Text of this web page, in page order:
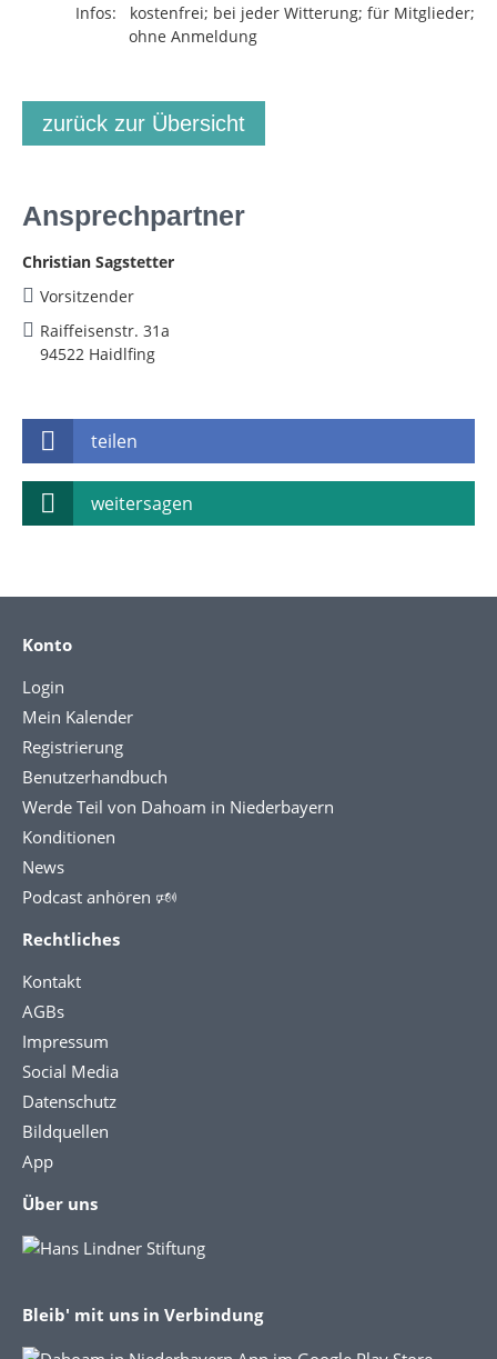
Infos: kostenfrei; bei jeder Witterung; für Mitglieder;
ohne Anmeldung
zurück zur Übersicht
Ansprechpartner
Christian Sagstetter
Vorsitzender
Raiffeisenstr. 31a
94522 Haidlfing
teilen
weitersagen
Konto
Login
Mein Kalender
Registrierung
Benutzerhandbuch
Werde Teil von Dahoam in Niederbayern
Konditionen
News
Podcast anhören 🕬
Rechtliches
Kontakt
AGBs
Impressum
Social Media
Datenschutz
Bildquellen
App
Über uns
Bleib' mit uns in Verbindung